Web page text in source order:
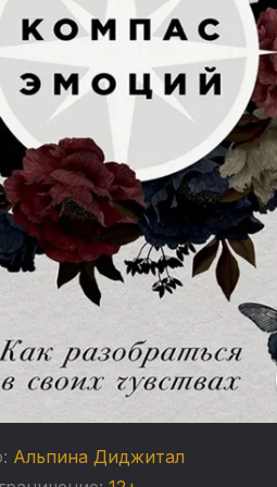
Альпина Диджитал